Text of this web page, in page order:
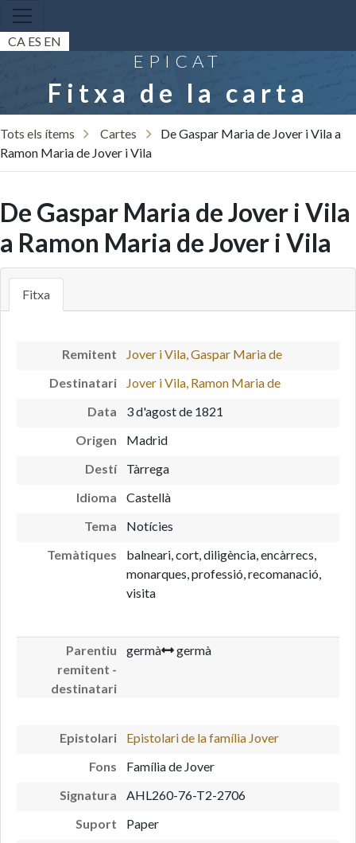
CA ES EN
EPICAT
Fitxa de la carta
Tots els ítems Cartes
De Gaspar Maria de Jover i Vila a
Ramon Maria de Jover i Vila
De Gaspar Maria de Jover i Vila
a Ramon Maria de Jover i Vila
Fitxa
Remitent
Jover i Vila, Gaspar Maria de
Destinatari
Jover i Vila, Ramon Maria de
Data
3 d'agost de 1821
Origen
Madrid
Destí
Tàrrega
Idioma
Castellà
Tema
Notícies
Temàtiques
balneari, cort, diligència, encàrrecs,
monarques, professió, recomanació,
visita
Parentiu
remitent -
destinatari
germà germà
Epistolari
Epistolari de la família Jover
Fons
Família de Jover
Signatura
AHL260-76-T2-2706
Suport
Paper